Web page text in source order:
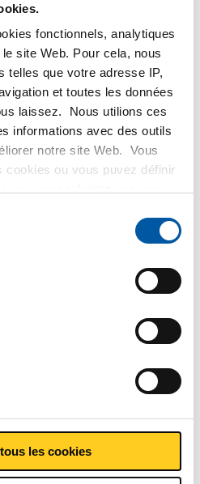
fonctionnels, analytiques
site Web. Pour cela, nous
telles que votre adresse IP,
et toutes les données
laissez. Nous utilions ces
informations avec des outils
notre site Web. Vous
cookies ou vous puvez définir
cookies que nous conservons
nous travaillons dans notre
les cookies